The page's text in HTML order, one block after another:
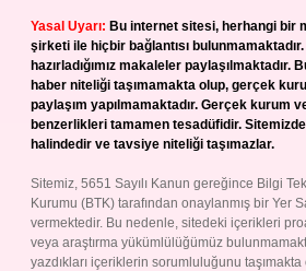
Yasal Uyarı: Bu internet sitesi, herhangi bir
şirketi ile hiçbir bağlantısı
hazırladığımız makaleler
haber niteliği taşımamakta olup, gerçek
paylaşım yapılmamaktadır. Gerçek kurum
benzerlikleri tamamen tesadüfidir.
halindedir ve tavsiye niteliği taşımazlar.
Sitemiz, 5651 Sayılı Kanun gereğince Bilgi
Kurumu (BTK) tarafından onaylanmış bir Yer
vermektedir. Bu nedenle, sitedeki içerikleri
veya araştırma yükümlülüğümüz
yazdıkları içeriklerin sorumluluğunu